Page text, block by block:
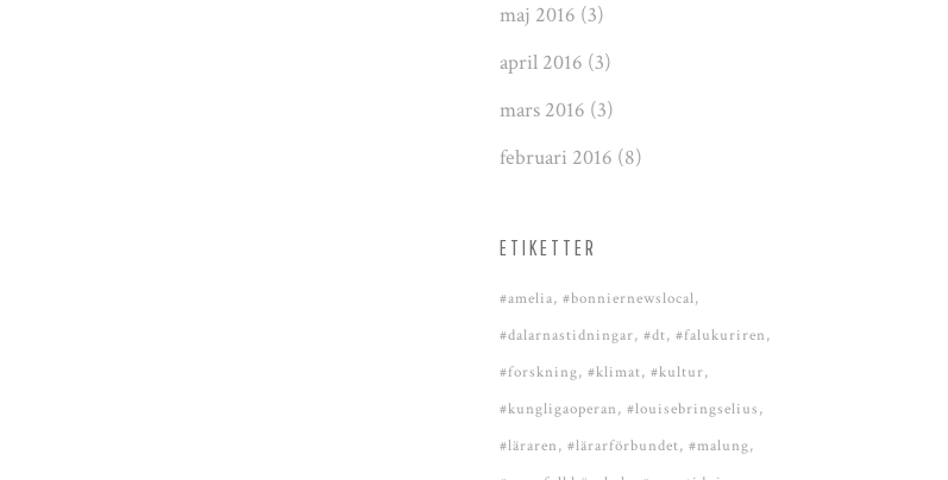
maj 2016 (3)
april 2016 (3)
mars 2016 (3)
februari 2016 (8)
ETIKETTER
#amelia #bonniernewslocal
#dalarnastidningar #dt #falukuriren
#forskning #klimat #kultur
#kungligaoperan #louisebringselius
#läraren #lärarförbundet #malung